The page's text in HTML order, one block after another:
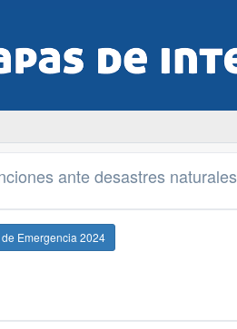
ante desastres naturales
Emergencia 2024